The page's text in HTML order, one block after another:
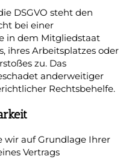
DSGVO steht den
bei einer
in dem Mitgliedstaat
ihres Arbeitsplatzes oder
zu. Das
anderweitiger
Rechtsbehelfe.
wir auf Grundlage Ihrer
Vertrags